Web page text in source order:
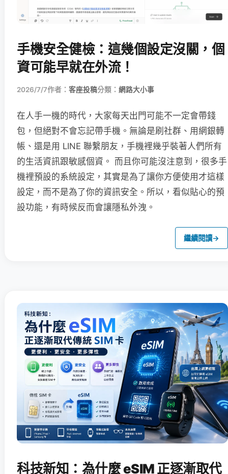
手機安全健檢：這幾個設定沒關，個
資可能早就在外流！
2026/7/7作者： 客座投稿分類： 網路大小事
在人手一機的時代，大家每天出門可能不一定會帶錢
包，但絕對不會忘記帶手機。無論是刷社群、用網銀轉
帳、還是用 LINE 聯繫朋友，手機裡幾乎裝著人們所有
的生活資訊跟敏感個資。 而且你可能沒注意到，很多手
機裡預設的系統設定，其實是為了讓你方便使用才這樣
設定，而不是為了你的資訊安全。所以，看似貼心的預
設功能，有時候反而會讓隱私外洩。
繼續閱讀→
科技新知：為什麼 eSIM 正逐漸取代